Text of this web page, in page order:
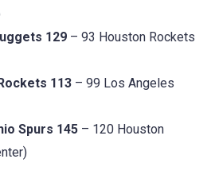
129 – 93 Houston Rockets
113 – 99 Los Angeles
Spurs 145 – 120 Houston